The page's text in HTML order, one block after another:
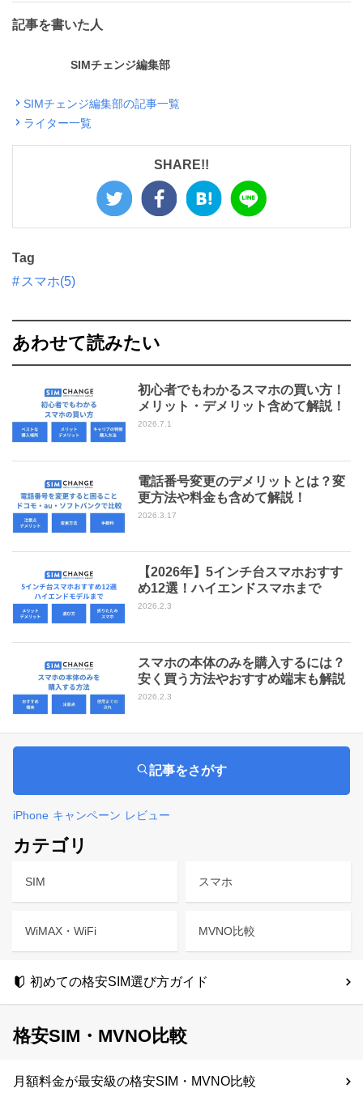
記事を書いた人
SIMチェンジ編集部
SIMチェンジ編集部の記事一覧
ライター一覧
SHARE!!
Tag
スマホ(5)
あわせて読みたい
初心者でもわかるスマホの買い方！
メリット・デメリット含めて解説！
2026.7.1
電話番号変更のデメリットとは？変
更方法や料金も含めて解説！
2026.3.17
【2026年】5インチ台スマホおすす
め12選！ハイエンドスマホまで
2026.2.3
スマホの本体のみを購入するには？
安く買う方法やおすすめ端末も解説
2026.2.3
記事をさがす
iPhone キャンペーン レビュー
カテゴリ
SIM スマホ
WiMAX・WiFi MVNO比較
初めての格安SIM選び方ガイド
格安SIM・MVNO比較
月額料金が最安級の格安SIM・MVNO比較